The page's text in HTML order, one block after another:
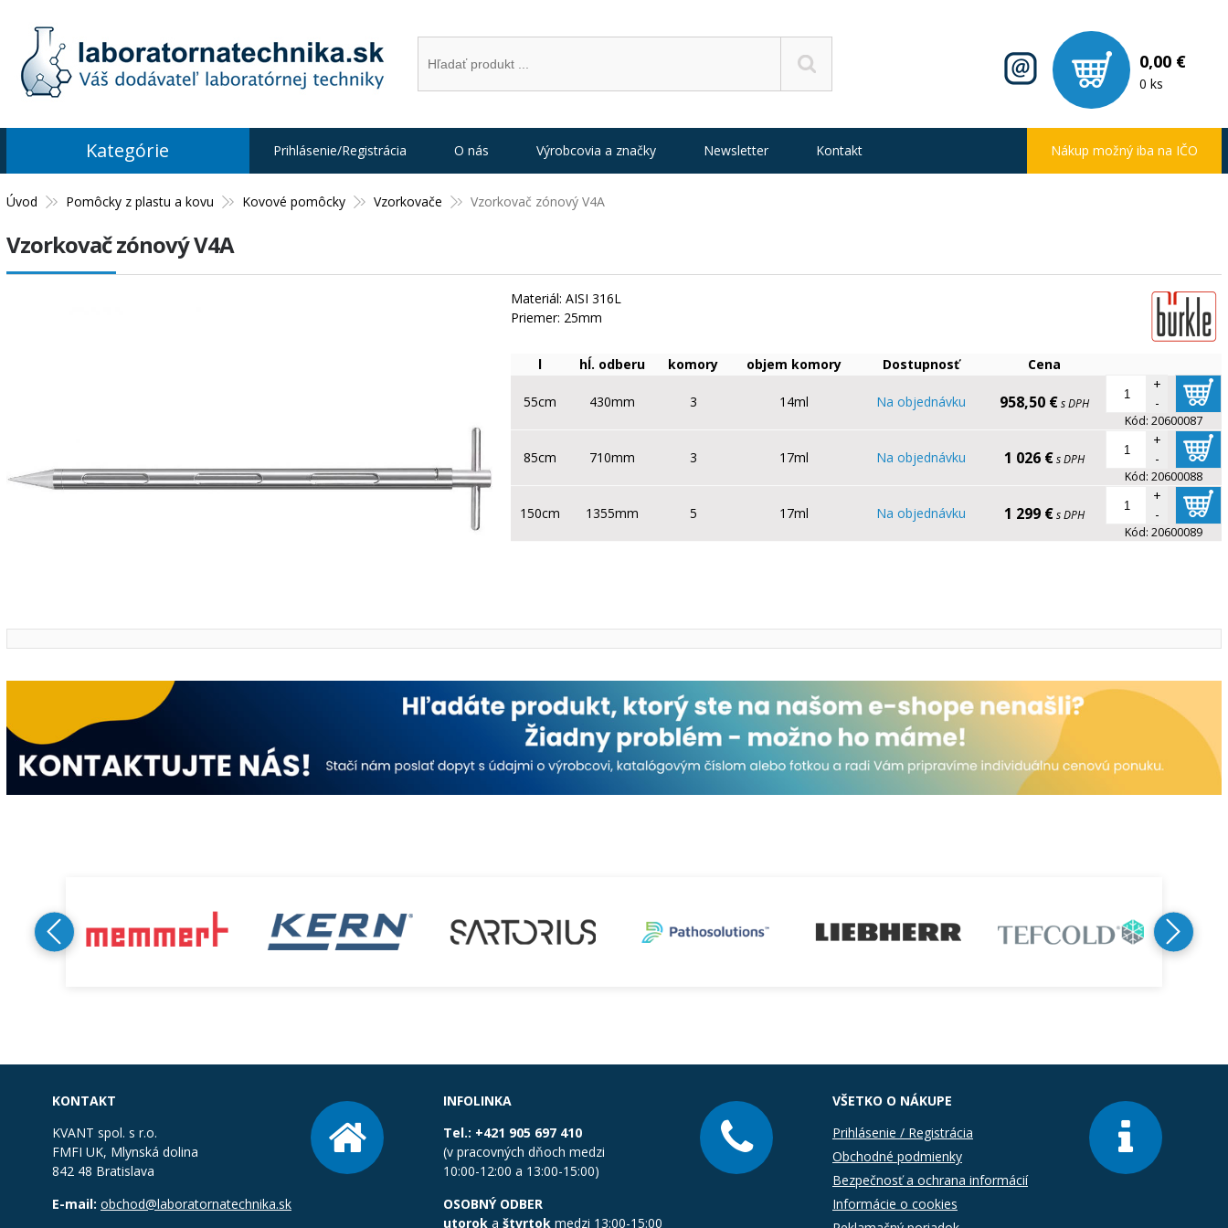
0,00 €
0 ks
Úvod Pomôcky z plastu a kovu Kovové pomôcky Vzorkovače Vzorkovač zónový V4A
Vzorkovač zónový V4A
Materiál: AISI 316L
Priemer: 25mm
l hĺ. odberu komory objem komory Dostupnosť Cena
55cm 430mm 3 14ml Na objednávku 958,50 € s DPH
+
-
Kód: 20600087
85cm 710mm 3 17ml Na objednávku 1 026 € s DPH
+
-
Kód: 20600088
150cm 1355mm 5 17ml Na objednávku 1 299 € s DPH
+
-
Kód: 20600089
Kategórie Prihlásenie/Registrácia O nás Výrobcovia a značky Newsletter Kontakt Nákup možný iba na IČO
KONTAKT
KVANT spol. s r.o.
FMFI UK, Mlynská dolina
842 48 Bratislava
E-mail: obchod@laboratornatechnika.sk
INFOLINKA
Tel.: +421 905 697 410
(v pracovných dňoch medzi
10:00-12:00 a 13:00-15:00)
OSOBNÝ ODBER
utorok a štvrtok medzi 13:00-15:00
VŠETKO O NÁKUPE
Prihlásenie / Registrácia
Obchodné podmienky
Bezpečnosť a ochrana informácií
Informácie o cookies